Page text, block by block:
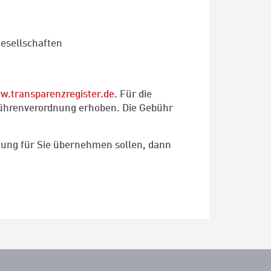
. Für die
erhoben. Die Gebühr
für Sie übernehmen sollen, dann